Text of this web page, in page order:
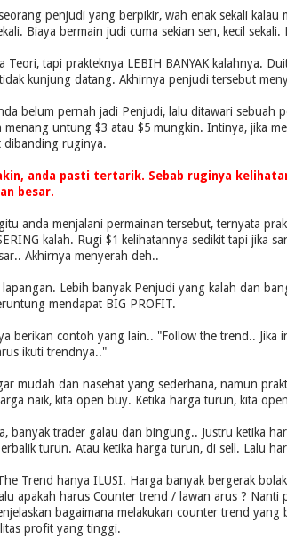
penjudi yang berpikir, wah enak sekali kalau
Biaya bermain judi cuma sekian sen, kecil
Teori, tapi prakteknya LEBIH BANYAK kalahnya.
kunjung datang. Akhirnya penjudi tersebut
belum pernah jadi Penjudi, lalu ditawari sebuah
menang untung $3 atau $5 mungkin. Intinya, jika
dibanding ruginya.
anda pasti tertarik. Sebab ruginya
besar.
anda menjalani permainan tersebut, ternyata
kalah. Rugi $1 kelihatannya sedikit tapi jika
Akhirnya menyerah deh..
lapangan. Lebih banyak Penjudi yang kalah dan
mendapat BIG PROFIT.
berikan contoh yang lain.. "Follow the trend.. Jika
ikuti trendnya.."
mudah dan nasehat yang sederhana, namun
naik, kita open buy. Ketika harga turun, kita
banyak trader galau dan bingung.. Justru ketika
turun. Atau ketika harga turun, di sell. Lalu
Trend hanya ILUSI. Harga banyak bergerak
apakah harus Counter trend / lawan arus ? Nanti
bagaimana melakukan counter trend yang
profit yang tinggi.